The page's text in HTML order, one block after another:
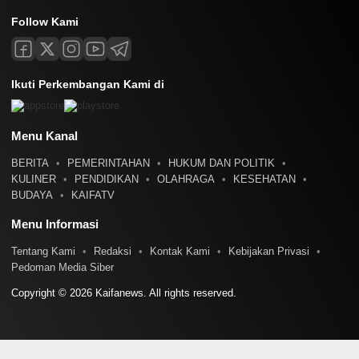
Follow Kami
Ikuti Perkembangan Kami di
Menu Kanal
BERITA PEMERINTAHAN
HUKUM DAN POLITIK
KULINER
PENDIDIKAN OLAHRAGA
KESEHATAN
BUDAYA
KAIFATV
Menu Informasi
Tentang Kami Redaksi Kontak Kami
Kebijakan Privasi
Pedoman Media Siber
Copyright © 2026 Kaifanews. All rights reserved.